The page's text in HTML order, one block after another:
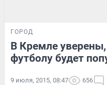
ГОРОД
В Кремле
футболу будет
9 июля, 2015, 08:47 656